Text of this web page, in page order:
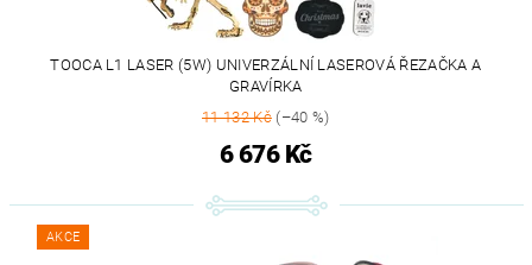
TOOCA L1 LASER (5W) UNIVERZÁLNÍ LASEROVÁ ŘEZAČKA A
GRAVÍRKA
11 132 Kč(–40 %)
6 676 Kč
AKCE